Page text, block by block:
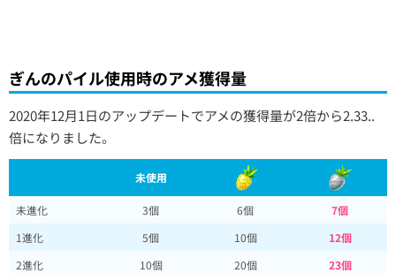
ぎんのパイル使用時のアメ獲得量
2020年12月1日のアップデートでアメの獲得量が2倍から2.33..
倍になりました。
未使用
未進化 3個 6個
7個
1進化
5個 10個
12個
2進化
10個 20個 23個